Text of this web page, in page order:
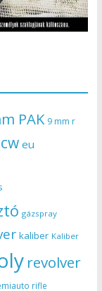
PAK 9 mm r
eu
gázspray
kaliber Kaliber
revolver
rifle